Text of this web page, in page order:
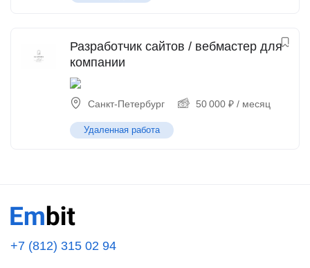
Разработчик сайтов / вебмастер для
компании
Санкт-Петербург 50 000 ₽ / месяц
Удаленная работа
+7 (812) 315 02 94